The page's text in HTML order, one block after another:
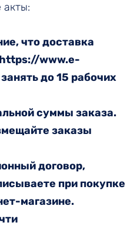
что доставка
https://www.e-
до 15 рабочих
суммы заказа.
заказы
договор,
при покупке
магазине.